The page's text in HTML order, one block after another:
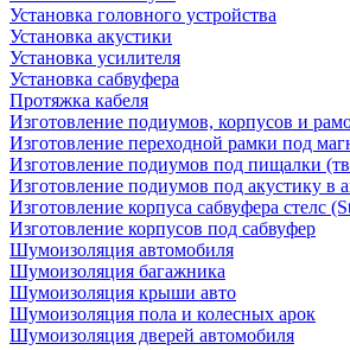
Установка головного устройства
Установка акустики
Установка усилителя
Установка сабвуфера
Протяжка кабеля
Изготовление подиумов, корпусов и
Изготовление переходной рамки под
Изготовление подиумов под пищалки
Изготовление подиумов под акустику в
Изготовление корпуса сабвуфера стелс
Изготовление корпусов под сабвуфер
Шумоизоляция автомобиля
Шумоизоляция багажника
Шумоизоляция крыши авто
Шумоизоляция пола и колесных арок
Шумоизоляция дверей автомобиля